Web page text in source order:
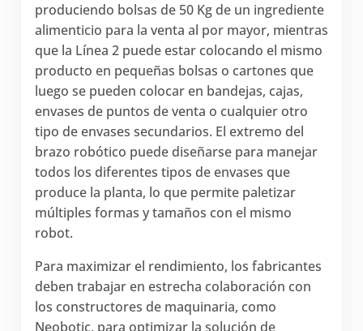
produciendo bolsas de 50 Kg de un ingrediente
alimenticio para la venta al por mayor, mientras
que la Línea 2 puede estar colocando el mismo
producto en pequeñas bolsas o cartones que
luego se pueden colocar en bandejas, cajas,
envases de puntos de venta o cualquier otro
tipo de envases secundarios. El extremo del
brazo robótico puede diseñarse para manejar
todos los diferentes tipos de envases que
produce la planta, lo que permite paletizar
múltiples formas y tamaños con el mismo
robot.
Para maximizar el rendimiento, los fabricantes
deben trabajar en estrecha colaboración con
los constructores de maquinaria, como
Neobotic, para optimizar la solución de